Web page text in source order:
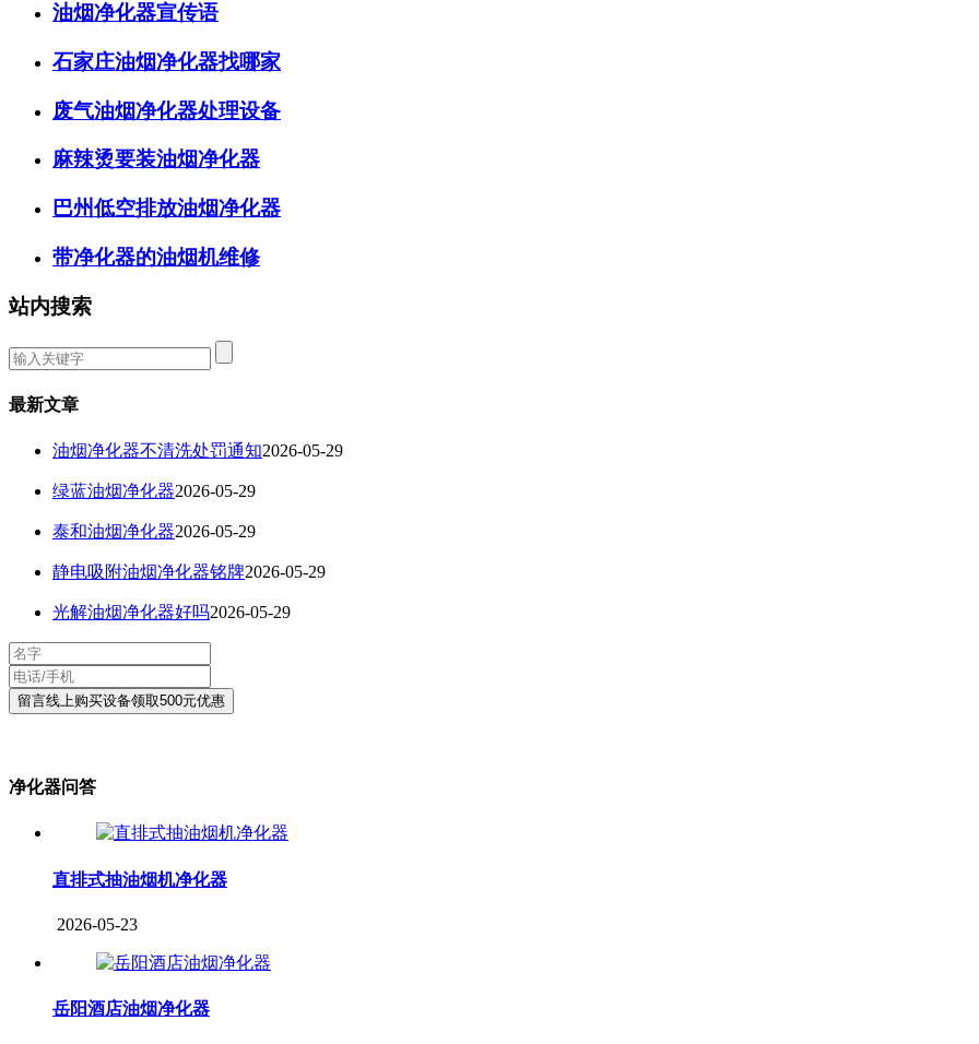
油烟净化器宣传语
石家庄油烟净化器找哪家
废气油烟净化器处理设备
麻辣烫要装油烟净化器
巴州低空排放油烟净化器
带净化器的油烟机维修
站内搜索
最新文章
油烟净化器不清洗处罚通知2026-05-29
绿蓝油烟净化器2026-05-29
泰和油烟净化器2026-05-29
静电吸附油烟净化器铭牌2026-05-29
光解油烟净化器好吗2026-05-29
净化器问答
直排式抽油烟机净化器
2026-05-23
岳阳酒店油烟净化器